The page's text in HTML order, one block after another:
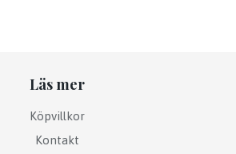
Läs mer
Köpvillkor
Kontakt